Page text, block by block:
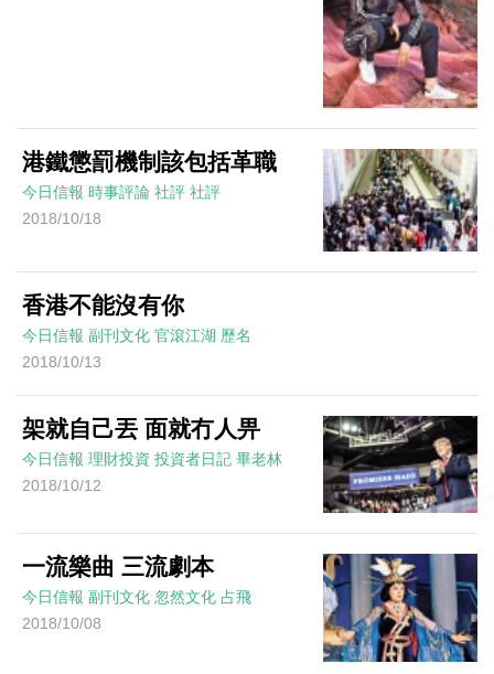
港鐵懲罰機制該包括革職
今日信報 時事評論 社評 社評
2018/10/18
香港不能沒有你
今日信報 副刊文化 官滾江湖 歷名
2018/10/13
架就自己丟 面就冇人畀
今日信報 理財投資 投資者日記 畢老林
2018/10/12
一流樂曲 三流劇本
今日信報 副刊文化 忽然文化 占飛
2018/10/08